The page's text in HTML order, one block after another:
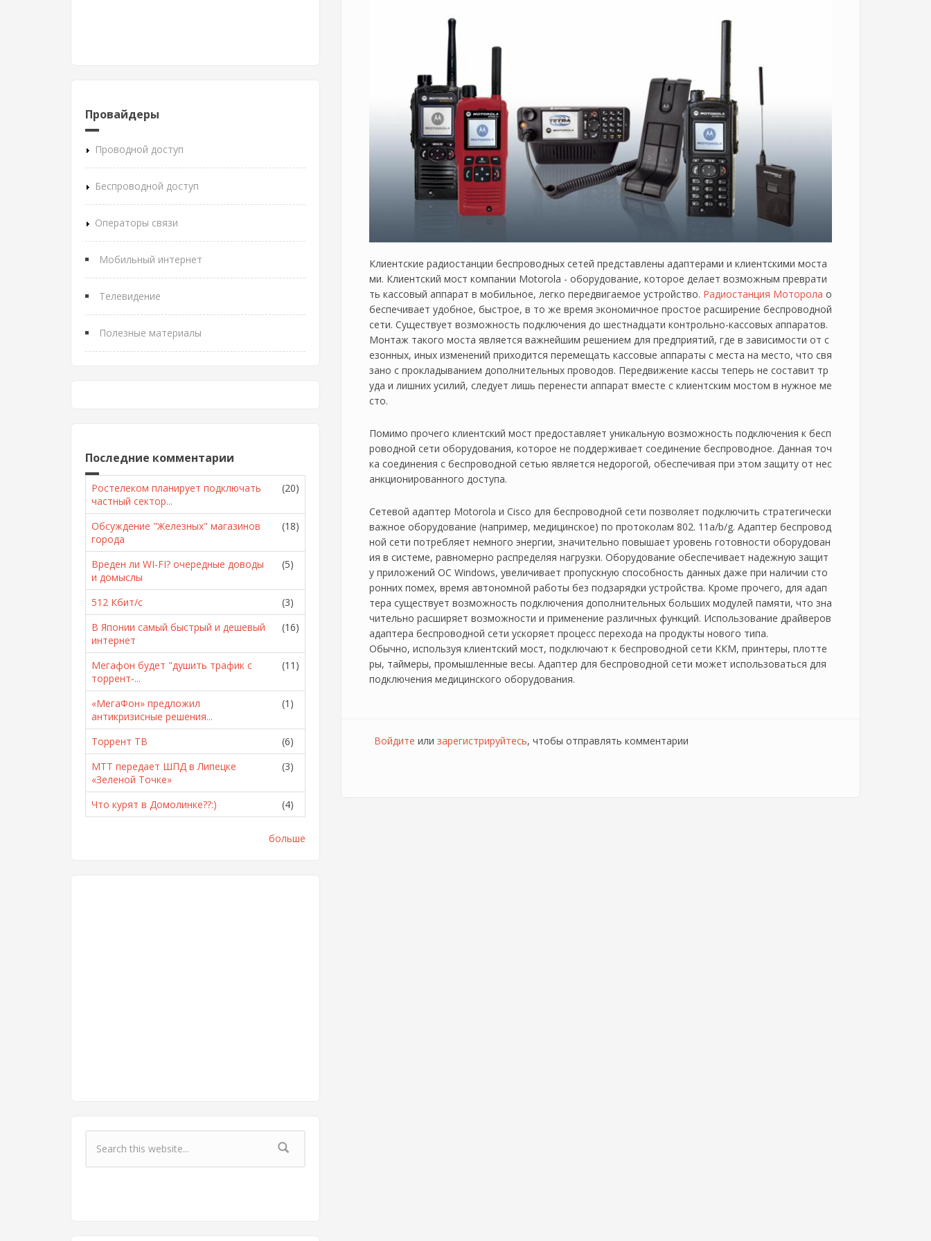
Провайдеры
Проводной доступ
Беспроводной доступ
Операторы связи
Мобильный интернет
Телевидение
Полезные материалы
Последние комментарии
Ростелеком планирует подключать
частный сектор...
(20)
Обсуждение "Железных" магазинов
города
(18)
Вреден ли WI-FI? очередные доводы
и домыслы
(5)
512 Кбит/с
(3)
В Японии самый быстрый и дешевый
интернет
(16)
Мегафон будет "душить трафик с
торрент-...
(11)
«МегаФон» предложил
антикризисные решения...
(1)
Торрент ТВ
(6)
МТТ передает ШПД в Липецке
«Зеленой Точке»
(3)
Что курят в Домолинке??:) (4)
больше
Форма поиска
Клиентские радиостанции беспроводных сетей представлены адаптерами и клиентскими моста
ми. Клиентский мост компании Motorola - оборудование, которое делает возможным преврати
ть кассовый аппарат в мобильное, легко передвигаемое устройство. Радиостанция Моторола о
беспечивает удобное, быстрое, в то же время экономичное простое расширение беспроводной
сети. Существует возможность подключения до шестнадцати контрольно-кассовых аппаратов.
Монтаж такого моста является важнейшим решением для предприятий, где в зависимости от с
езонных, иных изменений приходится перемещать кассовые аппараты с места на место, что свя
зано с прокладыванием дополнительных проводов. Передвижение кассы теперь не составит тр
уда и лишних усилий, следует лишь перенести аппарат вместе с клиентским мостом в нужное ме
сто.
Помимо прочего клиентский мост предоставляет уникальную возможность подключения к бесп
роводной сети оборудования, которое не поддерживает соединение беспроводное. Данная точ
ка соединения с беспроводной сетью является недорогой, обеспечивая при этом защиту от нес
анкционированного доступа.
Сетевой адаптер Motorola и Cisco для беспроводной сети позволяет подключить стратегически
важное оборудование (например, медицинское) по протоколам 802. 11a/b/g. Адаптер беспровод
ной сети потребляет немного энергии, значительно повышает уровень готовности оборудован
ия в системе, равномерно распределяя нагрузки. Оборудование обеспечивает надежную защит
у приложений ОС Windows, увеличивает пропускную способность данных даже при наличии сто
ронних помех, время автономной работы без подзарядки устройства. Кроме прочего, для адап
тера существует возможность подключения дополнительных больших модулей памяти, что зна
чительно расширяет возможности и применение различных функций. Использование драйверов
адаптера беспроводной сети ускоряет процесс перехода на продукты нового типа.
Обычно, используя клиентский мост, подключают к беспроводной сети ККМ, принтеры, плотте
ры, таймеры, промышленные весы. Адаптер для беспроводной сети может использоваться для
подключения медицинского оборудования.
Войдите или зарегистрируйтесь, чтобы отправлять комментарии